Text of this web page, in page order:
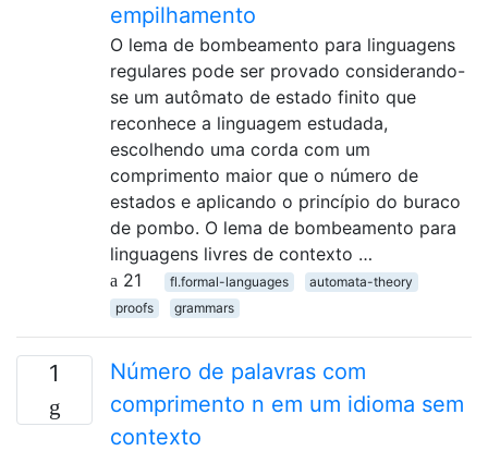
empilhamento
O lema de bombeamento para linguagens
regulares pode ser provado considerando-
se um autômato de estado finito que
reconhece a linguagem estudada,
escolhendo uma corda com um
comprimento maior que o número de
estados e aplicando o princípio do buraco
de pombo. O lema de bombeamento para
linguagens livres de contexto …
21
fl.formal-languages
automata-theory
proofs
grammars
1
Número de palavras com
comprimento n em um idioma sem
contexto